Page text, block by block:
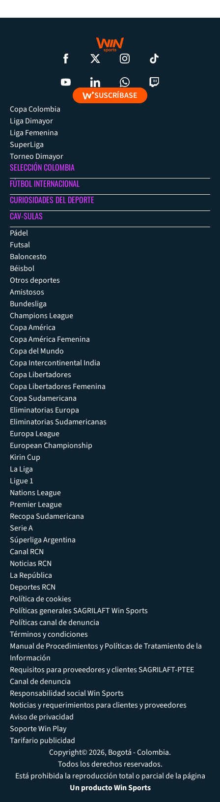
SUSCRÍBASE
Copa Colombia
Liga Dimayor
Liga Femenina
SuperLiga
Torneo Dimayor
SELECCIÓN COLOMBIA
FÚTBOL INTERNACIONAL
CURIOSIDADES DEL DEPORTE
CAV-SULAS
Pádel
Futsal
Baloncesto
Béisbol
Otros deportes
Amistosos
Bundesliga
Champions League
Copa América
Copa América Femenina
Copa del Mundo
Copa Intercontinental India
Copa Libertadores
Copa Libertadores Femenina
Copa Sudamericana
Eliminatorias Europa
Eliminatorias Sudamericanas
Europa League
European Championship
Kirin Cup
La Liga
Ligue 1
Nations League
Premier League
Recopa Sudamericana
Serie A
Súperliga Argentina
Canal RCN
Noticias RCN
La República
Deportes RCN
Política de cookies
Políticas generales SAGRILAFT Win Sports
Políticas canal de denuncia
Términos y condiciones
Manual de Procedimientos y Políticas de Tratamiento de la
Información
Requisitos para proveedores y clientes SAGRILAFT-PTEE
Canal de denuncia
Responsabilidad social Win Sports
Noticias y requerimientos para clientes y proveedores
Aviso de privacidad
Soporte Win Play
Tarifario publicidad
Copyright© 2026, Bogotá - Colombia.
Todos los derechos reservados.
Está prohibida la reproducción total o parcial de la página
Un producto Win Sports